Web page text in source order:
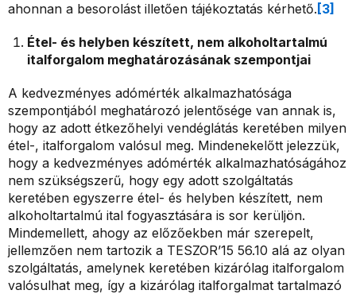
ahonnan a besorolást illetően tájékoztatás kérhető. [3]
Étel- és helyben készített, nem alkoholtartalmú
italforgalom meghatározásának szempontjai
A kedvezményes adómérték alkalmazhatósága
szempontjából meghatározó jelentősége van annak is,
hogy az adott étkezőhelyi vendéglátás keretében milyen
étel-, italforgalom valósul meg. Mindenekelőtt jelezzük,
hogy a kedvezményes adómérték alkalmazhatóságához
nem szükségszerű, hogy egy adott szolgáltatás
keretében egyszerre étel- és helyben készített, nem
alkoholtartalmú ital fogyasztására is sor kerüljön.
Mindemellett, ahogy az előzőekben már szerepelt,
jellemzően nem tartozik a TESZOR’15 56.10 alá az olyan
szolgáltatás, amelynek keretében kizárólag italforgalom
valósulhat meg, így a kizárólag italforgalmat tartalmazó